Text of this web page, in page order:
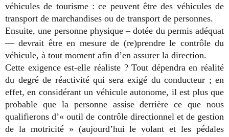
véhicules de tourisme : ce peuvent être des véhicules de
transport de marchandises ou de transport de personnes.
Ensuite, une personne physique – dotée du permis adéquat
— devrait être en mesure de (re)prendre le contrôle du
véhicule, à tout moment afin d’en assurer la direction.
Cette exigence est-elle réaliste ? Tout dépendra en réalité
du degré de réactivité qui sera exigé du conducteur ; en
effet, en considérant un véhicule autonome, il est plus que
probable que la personne assise derrière ce que nous
qualifierons d’« outil de contrôle directionnel et de gestion
de la motricité » (aujourd’hui le volant et les pédales